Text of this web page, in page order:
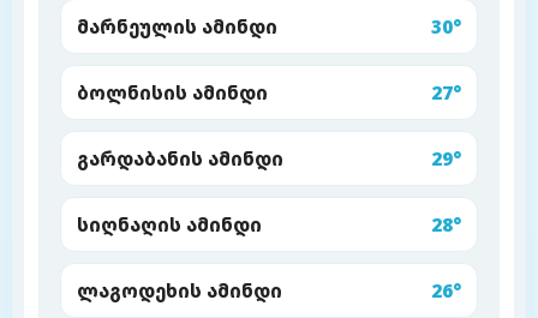
მარნეულის ამინდი 30°
ბოლნისის ამინდი 27°
გარდაბანის ამინდი 29°
სიღნაღის ამინდი 28°
ლაგოდეხის ამინდი 26°